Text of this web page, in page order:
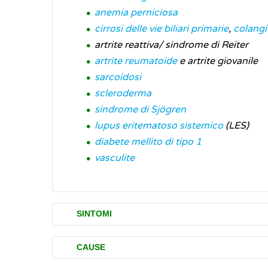
anemia perniciosa
cirrosi delle vie biliari primarie,
artrite reattiva/ sindrome di Reiter
artrite reumatoidee artrite giovanile
sarcoidosi
scleroderma
sindrome di Sjögren
lupus eritematoso sistemico(LES)
diabete mellito di tipo 1
vasculite
SINTOMI
Ogni singola malattia autoimmune ha
malessere generalizzato,vertigini,
CAUSE